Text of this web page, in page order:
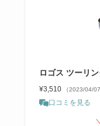
ロゴス ツーリ
¥3,510 （2023/04/
口コミを見る